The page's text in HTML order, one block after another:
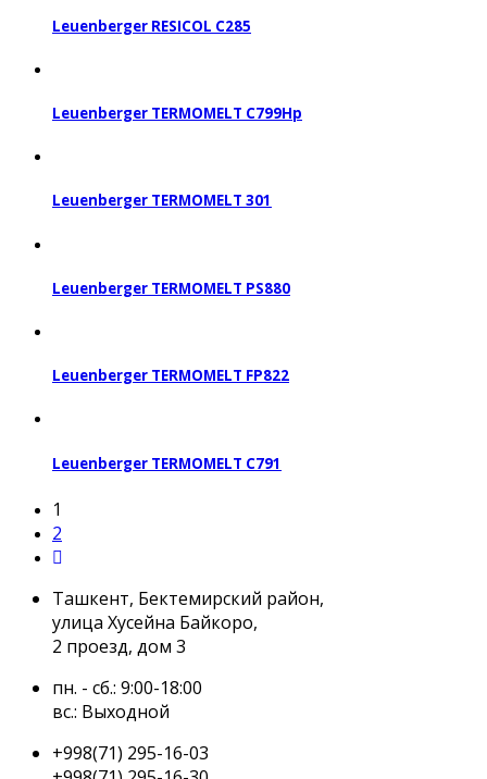
Leuenberger RESICOL C285
Leuenberger TERMOMELT C799Hp
Leuenberger TERMOMELT 301
Leuenberger TERMOMELT PS880
Leuenberger TERMOMELT FP822
Leuenberger TERMOMELT С791
1
2
Ташкент, Бектемирский район,
улица Хусейна Байкоро,
2 проезд, дом 3
пн. - сб.: 9:00-18:00
вс.: Выходной
+998(71) 295-16-03